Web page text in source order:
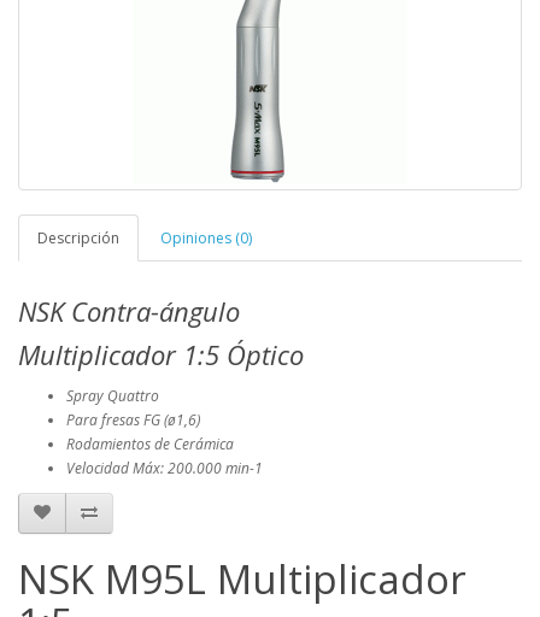
Descripción Opiniones (0)
NSK Contra-ángulo
Multiplicador 1:5 Óptico
Spray Quattro
Para fresas FG (ø1,6)
Rodamientos de Cerámica
Velocidad Máx: 200.000 min-1
NSK M95L Multiplicador